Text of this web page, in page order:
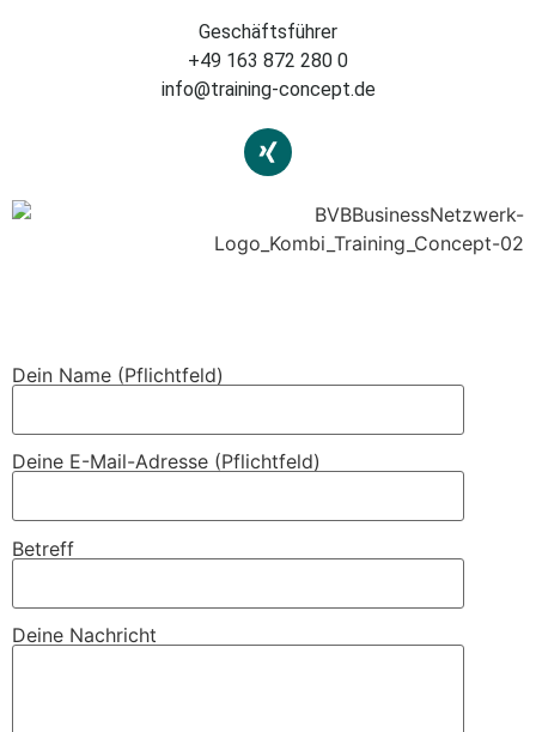
Geschäftsführer
+49 163 872 280 0
info@training-concept.de
Dein Name (Pflichtfeld)
Deine E-Mail-Adresse (Pflichtfeld)
Betreff
Deine Nachricht